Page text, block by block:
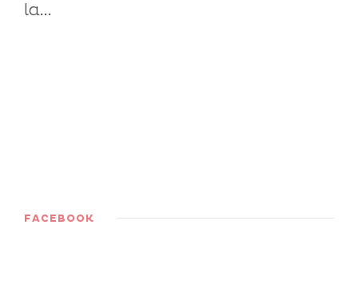
la...
FACEBOOK